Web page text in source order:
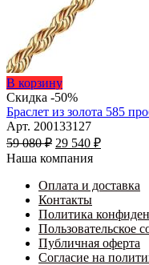
В корзинуЭтот
товар
имеет
несколько
вариаций.
Опции
выбрать
на
странице
товара.
Скидка -50%
Браслет из золота 585
Арт. 200133127
59 080₽ Первоначальная
цена
59
080 ₽.
29 540 ₽Текущая
540 ₽.
Наша компания
Оплата и доставка
Контакты
Политика
Пользовательское
Публичная оферта
Согласие на